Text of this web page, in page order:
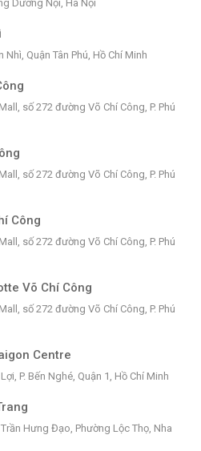
Dương Nội, Hà Nội
Nhì, Quận Tân Phú, Hồ Chí Minh
số 272 đường Võ Chí Công, P. Phú
số 272 đường Võ Chí Công, P. Phú
Công
số 272 đường Võ Chí Công, P. Phú
Võ Chí Công
số 272 đường Võ Chí Công, P. Phú
Centre
P. Bến Nghé, Quận 1, Hồ Chí Minh
Hưng Đạo, Phường Lộc Thọ, Nha